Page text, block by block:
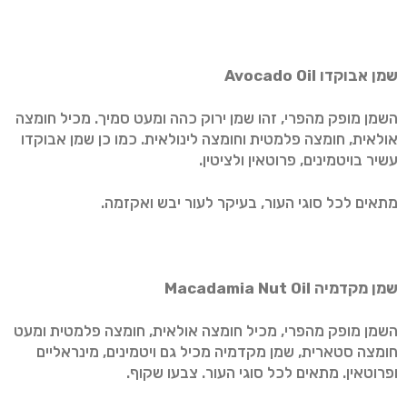
שמן אבוקדו Avocado Oil
השמן מופק מהפרי, זהו שמן ירוק כהה ומעט סמיך. מכיל חומצה
אולאית, חומצה פלמטית וחומצה לינולאית. כמו כן שמן אבוקדו
עשיר בויטמינים, פרוטאין ולציטין.
מתאים לכל סוגי העור, בעיקר לעור יבש ואקזמה.
שמן מקדמיה Macadamia Nut Oil
השמן מופק מהפרי, מכיל חומצה אולאית, חומצה פלמטית ומעט
חומצה סטארית, שמן מקדמיה מכיל גם ויטמינים, מינראליים
ופרוטאין. מתאים לכל סוגי העור. צבעו שקוף.